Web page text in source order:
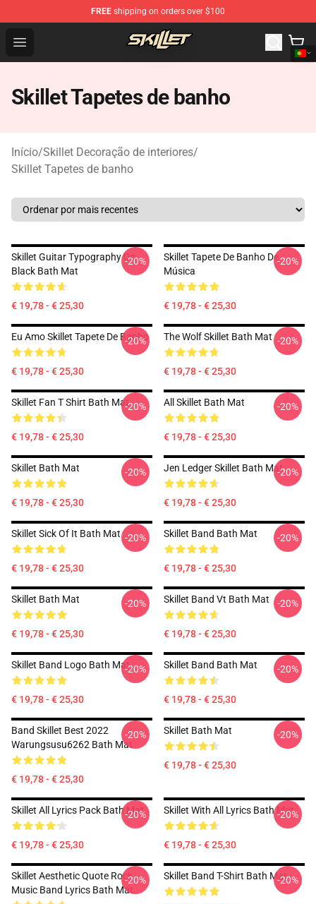
FREE shipping on orders over $100
Open menu
Skillet Shop - Official Skillet Merchandise Store
Skillet Tapetes de banho
Início/Skillet Decoração de interiores/
Skillet Tapetes de banho
Skillet Guitar Typography On
Black Bath Mat
€ 19,78 - € 25,30
-20%
Skillet Tapete De Banho De
Música
€ 19,78 - € 25,30
-20%
Eu Amo Skillet Tapete De Banho
€ 19,78 - € 25,30
-20% The Wolf Skillet Bath Mat
€ 19,78 - € 25,30
-20%
Skillet Fan T Shirt Bath Mat
€ 19,78 - € 25,30
-20% All Skillet Bath Mat
€ 19,78 - € 25,30
-20%
Skillet Bath Mat
€ 19,78 - € 25,30
-20% Jen Ledger Skillet Bath Mat
€ 19,78 - € 25,30
-20%
Skillet Sick Of It Bath Mat
€ 19,78 - € 25,30
-20% Skillet Band Bath Mat
€ 19,78 - € 25,30
-20%
Skillet Bath Mat
€ 19,78 - € 25,30
-20% Skillet Band Vt Bath Mat
€ 19,78 - € 25,30
-20%
Skillet Band Logo Bath Mat
€ 19,78 - € 25,30
-20% Skillet Band Bath Mat
€ 19,78 - € 25,30
-20%
Band Skillet Best 2022
Warungsusu6262 Bath Mat
€ 19,78 - € 25,30
-20% Skillet Bath Mat
€ 19,78 - € 25,30
-20%
Skillet All Lyrics Pack Bath Mat
€ 19,78 - € 25,30
-20% Skillet With All Lyrics Bath Mat
€ 19,78 - € 25,30
-20%
Skillet Aesthetic Quote Rock
Music Band Lyrics Bath Mat
-20% Skillet Band T-Shirt Bath Mat-20%